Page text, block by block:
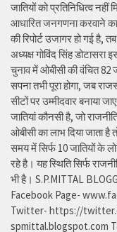
जातियों को प्रतिनिधित्व
आधारित जनगणना करवाने का
की रिपोर्ट उजागर हो गई
अध्यक्ष गोविंद सिंह डोटासरा
चुनाव में ओबीसी की वंचित 82
सपना तभी पूरा होगा, जब
सीटों पर उम्मीदवार बनाया
जातियां कौनसी है, जो
ओबीसी का लाभ दिया जाता है
समय में सिर्फ 10 जातियों के
रहे है। यह स्थिति सिर्फ
भी है। S.P.MITTAL
Facebook Page-
Twitter- https://
spmittal.blogspot.com